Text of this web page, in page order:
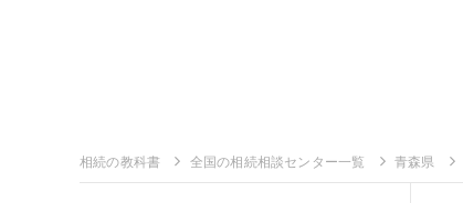
相続の教科書 全国の相続相談センター一覧 青森県